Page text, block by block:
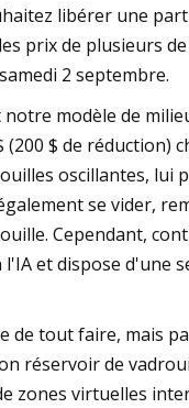
libérer une
prix de plusieurs
2 septembre.
notre modèle de
$ de réduction)
oscillantes,
se vider,
Cependant,
et dispose d'une
tout faire, mais
réservoir de
zones virtuelles